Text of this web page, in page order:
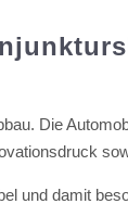
Die
und damit